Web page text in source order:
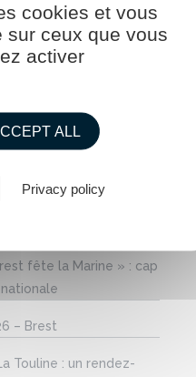
fête la Marine » : cap
– Brest
Touline : un rendez-
cookies et vous
sur ceux que vous
activer
ALL
Privacy policy